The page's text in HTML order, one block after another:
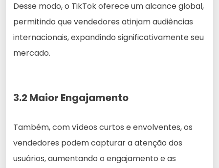
Desse modo, o TikTok oferece um alcance global,
permitindo que vendedores atinjam audiências
internacionais, expandindo significativamente seu
mercado.
3.2 Maior Engajamento
Também, com vídeos curtos e envolventes, os
vendedores podem capturar a atenção dos
usuários, aumentando o engajamento e as